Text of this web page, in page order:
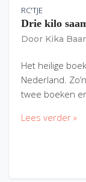
RC'TJE
Drie kilo
Door Kika
Het heilige
Nederland.
twee boeken
Lees verder »